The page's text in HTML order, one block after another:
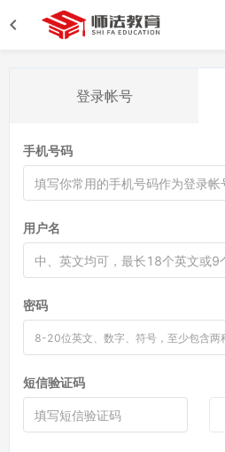
登录帐号
手机号码
用户名
密码
短信验证码